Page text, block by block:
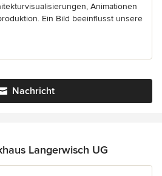
Animationen
Ein Bild beeinflusst unsere
Nachricht
Langerwisch UG